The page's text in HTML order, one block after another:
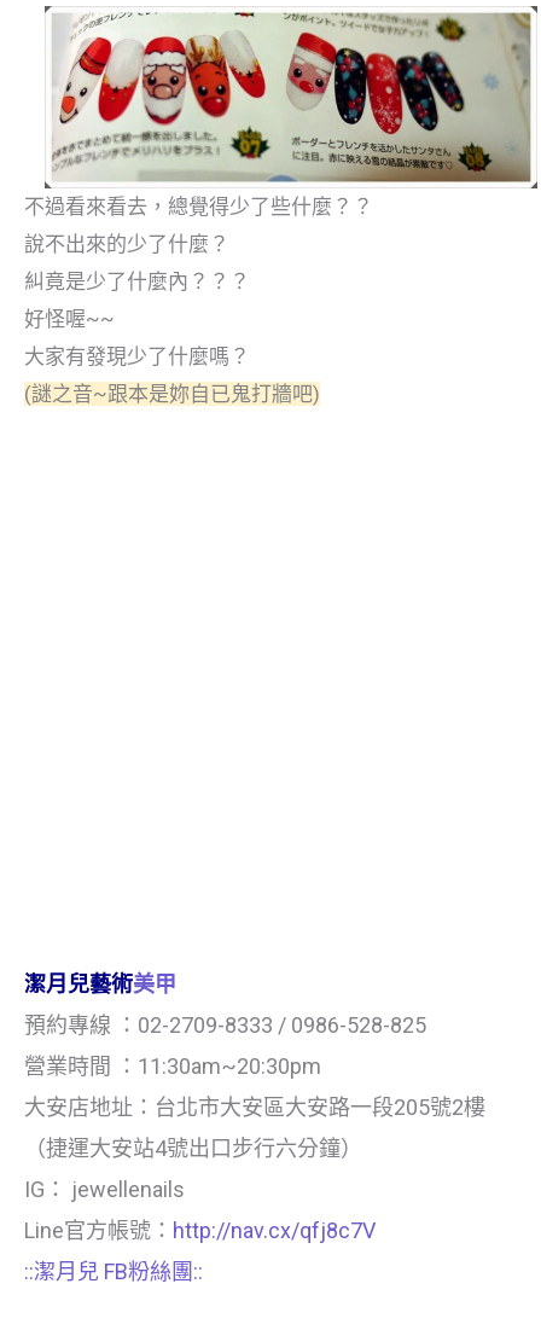
不過看來看去，總覺得少了些什麼？？
說不出來的少了什麼？
糾竟是少了什麼內？？？
好怪喔~~
大家有發現少了什麼嗎？
(謎之音~跟本是妳自已鬼打牆吧)
潔月兒藝術美甲
預約專線 ：02-2709-8333 / 0986-528-825
營業時間 ：11:30am~20:30pm
大安店地址：台北市大安區大安路一段205號2樓
（捷運大安站4號出口步行六分鐘）
IG： jewellenails
Line官方帳號： http://nav.cx/qfj8c7V
::潔月兒 FB粉絲團::